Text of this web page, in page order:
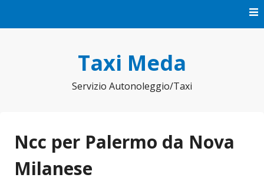
Taxi Meda
Servizio Autonoleggio/Taxi
Ncc per Palermo da Nova
Milanese